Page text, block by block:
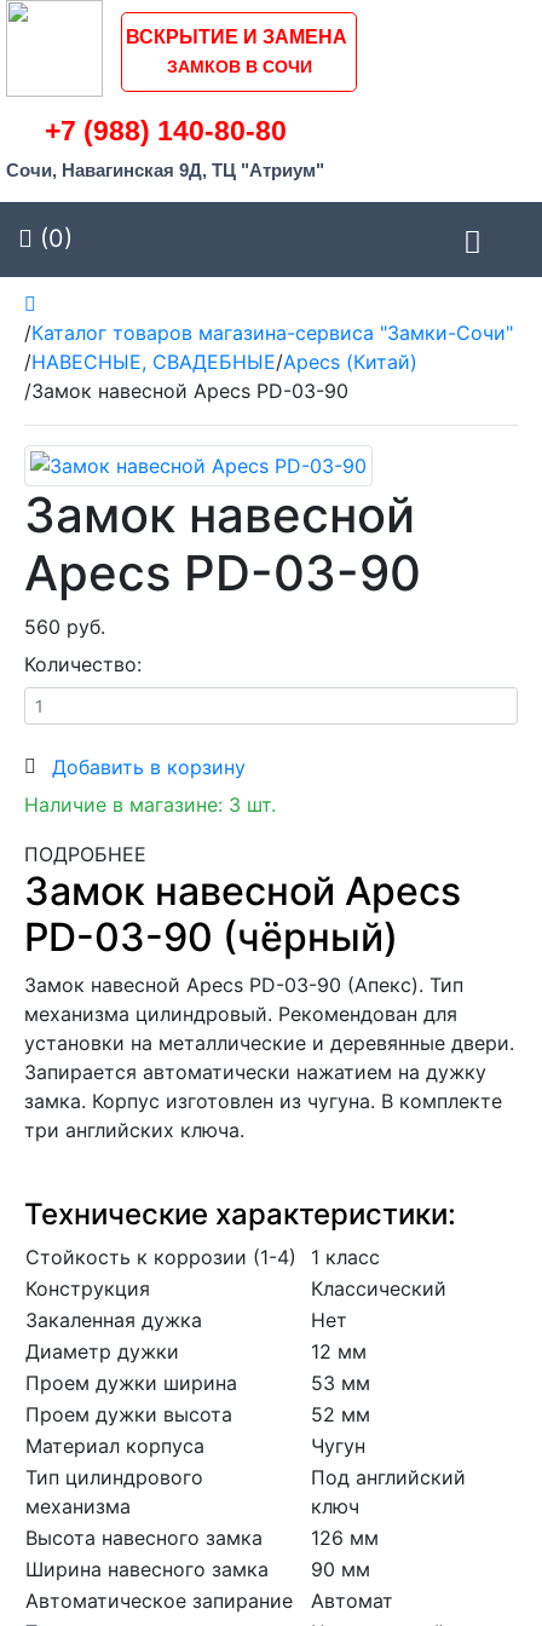
ВСКРЫТИЕ И ЗАМЕНА
ЗАМКОВ В СОЧИ
+7 (988) 140-80-80
Сочи, Навагинская 9Д, ТЦ "Атриум"
(0)
/Каталог товаров магазина-сервиса "Замки-Сочи"
/НАВЕСНЫЕ, СВАДЕБНЫЕ/Apecs (Китай)
/Замок навесной Apecs PD-03-90
Замок навесной
Apecs PD-03-90
560 руб.
Количество:
Добавить в корзину
Наличие в магазине: 3 шт.
ПОДРОБНЕЕ
Замок навесной Apecs
PD-03-90 (чёрный)
Замок навесной Apecs PD-03-90 (Апекс). Тип
механизма цилиндровый. Рекомендован для
установки на металлические и деревянные двери.
Запирается автоматически нажатием на дужку
замка. Корпус изготовлен из чугуна. В комплекте
три английских ключа.
Технические характеристики:
Стойкость к коррозии (1-4)
1 класс
Конструкция
Классический
Закаленная дужка
Нет
Диаметр дужки
12 мм
Проем дужки ширина
53 мм
Проем дужки высота
52 мм
Материал корпуса
Чугун
Тип цилиндрового
механизма
Под английский
ключ
Высота навесного замка
126 мм
Ширина навесного замка
90 мм
Автоматическое запирание
Автомат